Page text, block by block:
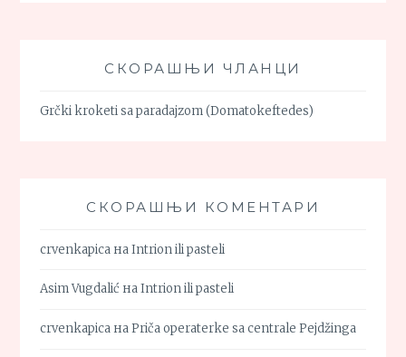
СКОРАШЊИ ЧЛАНЦИ
Grčki kroketi sa paradajzom (Domatokeftedes)
СКОРАШЊИ КОМЕНТАРИ
crvenkapica наIntrion ili pasteli
Asim Vugdalić наIntrion ili pasteli
crvenkapica наPriča operaterke sa centrale Pejdžinga